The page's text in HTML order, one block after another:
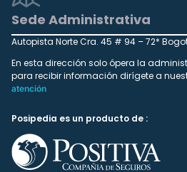
Sede Administrativa
Autopista Norte Cra. 45 # 94 – 72*
En esta dirección solo ópera la
para recibir información dirígete a
atención
Posipedia es un producto de :